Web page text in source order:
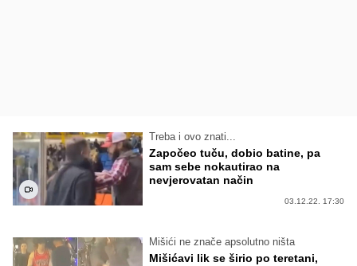
Treba i ovo znati...
Započeo tuču, dobio batine, pa
sam sebe nokautirao na
nevjerovatan način
03.12.22. 17:30
Mišići ne znače apsolutno ništa
Mišićavi lik se širio po teretani,